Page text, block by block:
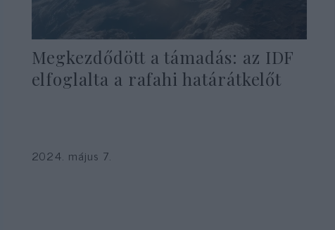
Megkezdődött a támadás: az IDF
elfoglalta a rafahi határátkelőt
2024. május 7.